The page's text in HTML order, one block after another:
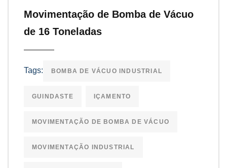
Movimentação de Bomba de Vácuo
de 16 Toneladas
Tags: BOMBA DE VÁCUO INDUSTRIAL
GUINDASTE IÇAMENTO
MOVIMENTAÇÃO DE BOMBA DE VÁCUO
MOVIMENTAÇÃO INDUSTRIAL